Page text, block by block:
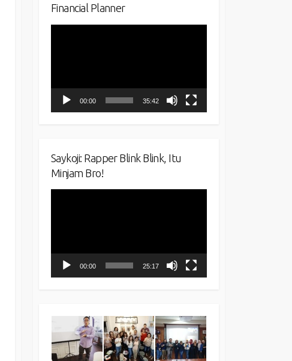
Financial Planner
00:00 35:42
Saykoji: Rapper Blink Blink, Itu
Minjam Bro!
00:00 25:17